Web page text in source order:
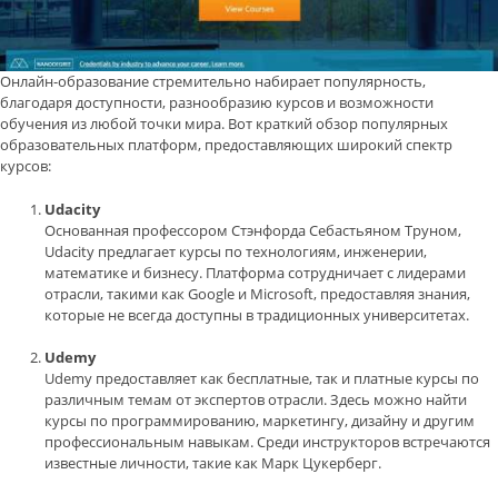
Онлайн-образование стремительно набирает популярность,
благодаря доступности, разнообразию курсов и возможности
обучения из любой точки мира. Вот краткий обзор популярных
образовательных платформ, предоставляющих широкий спектр
курсов:
Udacity
Основанная профессором Стэнфорда Себастьяном Труном,
Udacity предлагает курсы по технологиям, инженерии,
математике и бизнесу. Платформа сотрудничает с лидерами
отрасли, такими как Google и Microsoft, предоставляя знания,
которые не всегда доступны в традиционных университетах.
Udemy
Udemy предоставляет как бесплатные, так и платные курсы по
различным темам от экспертов отрасли. Здесь можно найти
курсы по программированию, маркетингу, дизайну и другим
профессиональным навыкам. Среди инструкторов встречаются
известные личности, такие как Марк Цукерберг.